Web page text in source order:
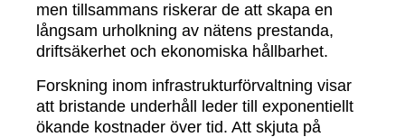
men tillsammans riskerar de att skapa en
långsam urholkning av nätens prestanda,
driftsäkerhet och ekonomiska hållbarhet.
Forskning inom infrastrukturförvaltning visar
att bristande underhåll leder till exponentiellt
ökande kostnader över tid. Att skjuta på